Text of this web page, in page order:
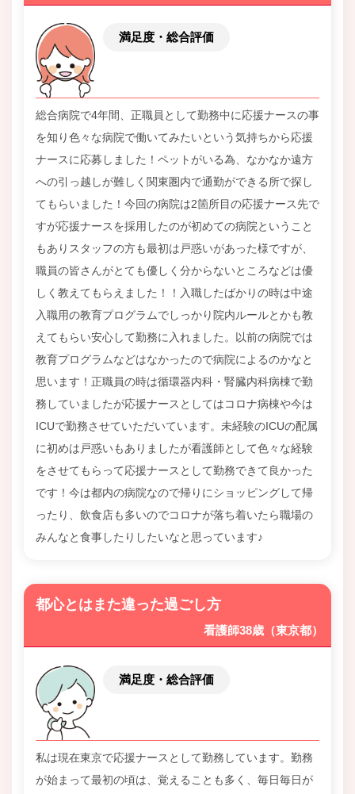
満足度・総合評価
総合病院で4年間、正職員として勤務中に応援ナースの事
を知り色々な病院で働いてみたいという気持ちから応援
ナースに応募しました！ペットがいる為、なかなか遠方
への引っ越しが難しく関東圏内で通勤ができる所で探し
てもらいました！今回の病院は2箇所目の応援ナース先で
すが応援ナースを採用したのが初めての病院ということ
もありスタッフの方も最初は戸惑いがあった様ですが、
職員の皆さんがとても優しく分からないところなどは優
しく教えてもらえました！！入職したばかりの時は中途
入職用の教育プログラムでしっかり院内ルールとかも教
えてもらい安心して勤務に入れました。以前の病院では
教育プログラムなどはなかったので病院によるのかなと
思います！正職員の時は循環器内科・腎臓内科病棟で勤
務していましたが応援ナースとしてはコロナ病棟や今は
ICUで勤務させていただいています。未経験のICUの配属
に初めは戸惑いもありましたが看護師として色々な経験
をさせてもらって応援ナースとして勤務できて良かった
です！今は都内の病院なので帰りにショッピングして帰
ったり、飲食店も多いのでコロナが落ち着いたら職場の
みんなと食事したりしたいなと思っています♪
都心とはまた違った過ごし方
看護師38歳（東京都）
満足度・総合評価
私は現在東京で応援ナースとして勤務しています。勤務
が始まって最初の頃は、覚えることも多く、毎日毎日が